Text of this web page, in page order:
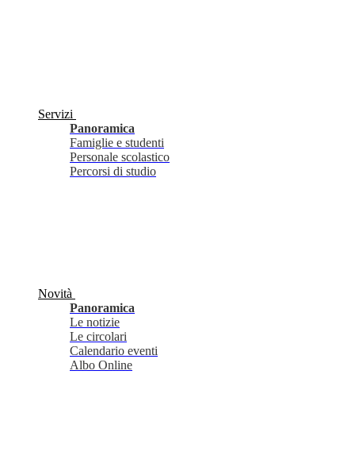
Servizi
Panoramica
Famiglie e studenti
Personale scolastico
Percorsi di studio
Novità
Panoramica
Le notizie
Le circolari
Calendario eventi
Albo Online